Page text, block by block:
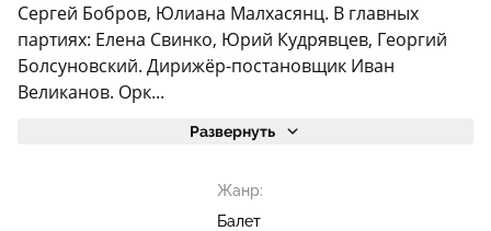
Сергей Бобров, Юлиана Малхасянц. В главных
партиях: Елена Свинко, Юрий Кудрявцев, Георгий
Болсуновский. Дирижёр-постановщик Иван
Великанов. Орк...
Развернуть
Жанр:
Балет